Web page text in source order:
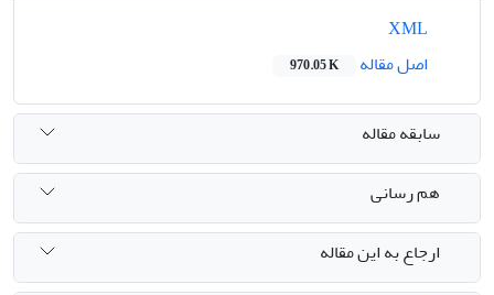
اصل مقاله
970.05 K
سابقه مقاله
هم رسانی
ارجاع به این مقاله